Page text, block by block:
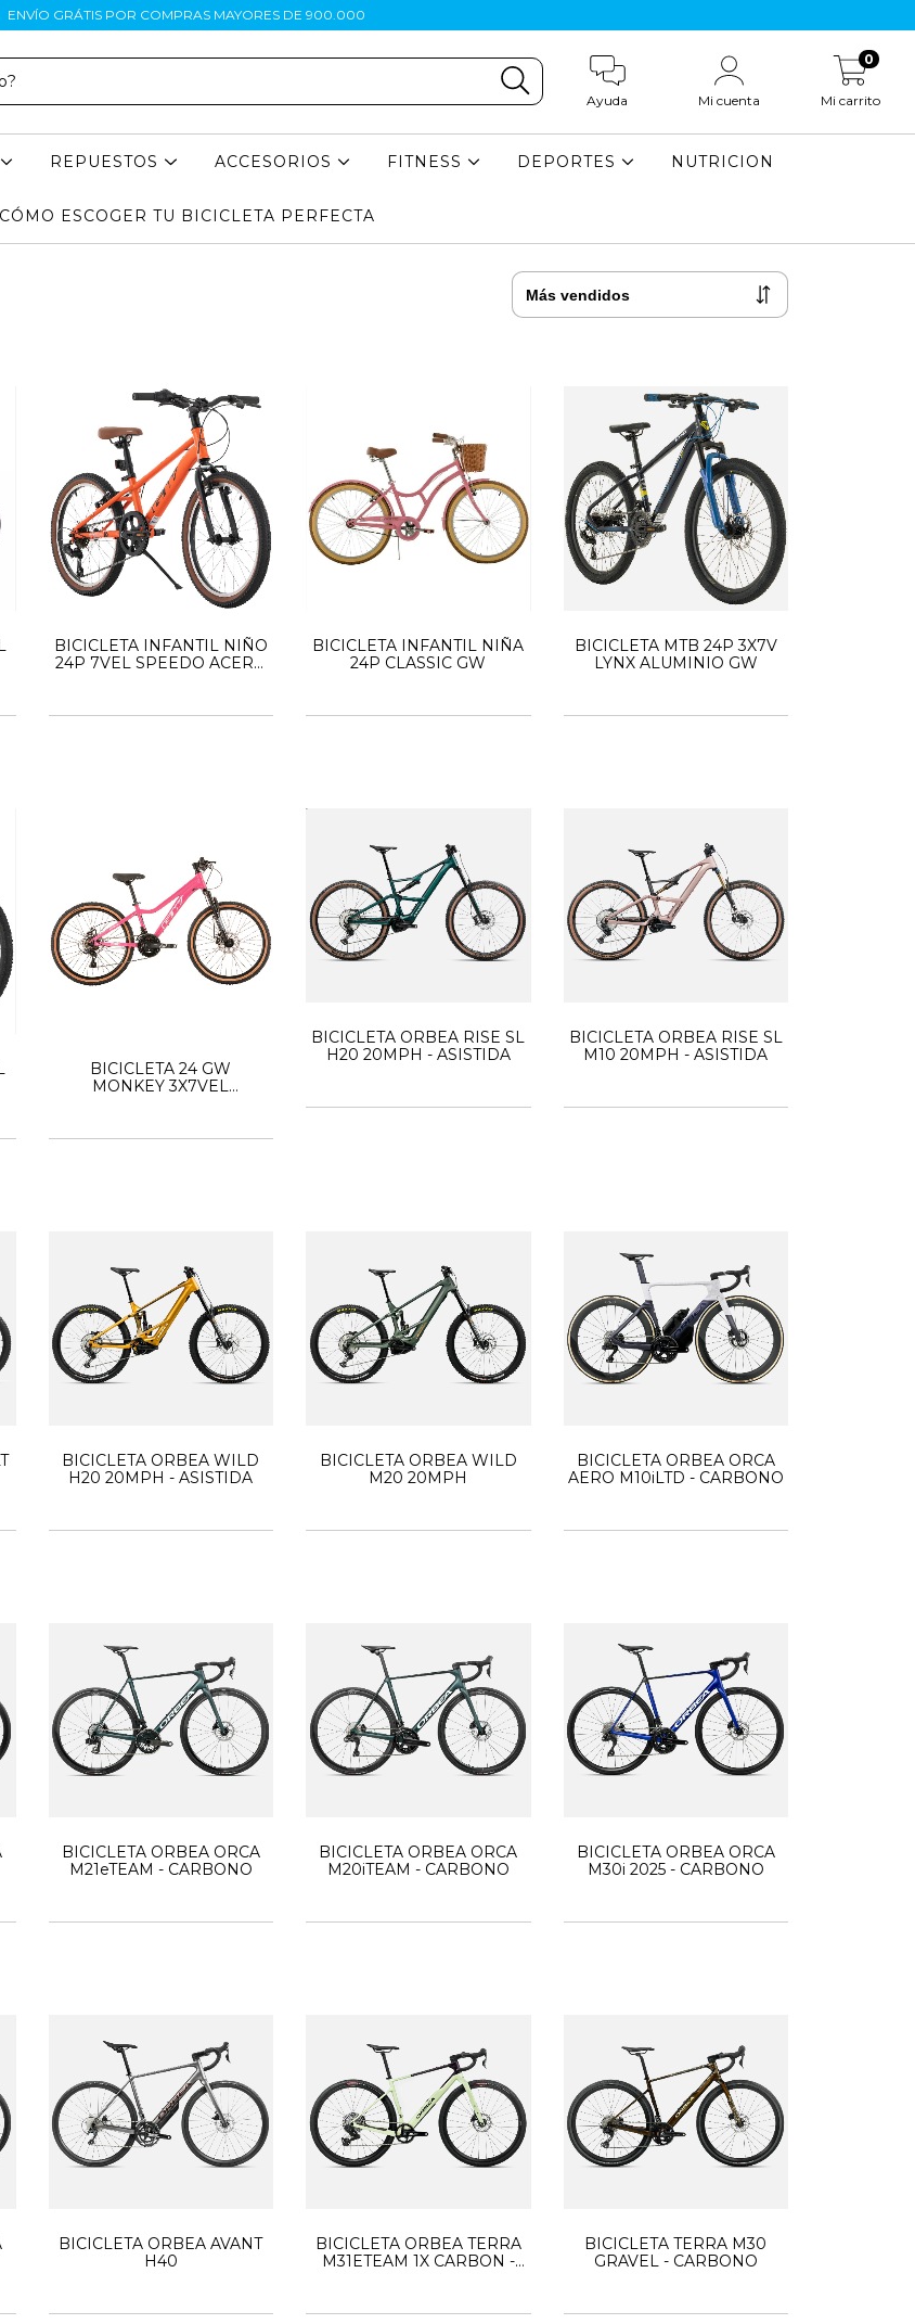
ENVÍO GRÁTIS POR COMPRAS MAYORES DE 900.000
Ayuda Mi cuenta Mi carrito
0
REPUESTOS ACCESORIOS FITNESS DEPORTES NUTRICION
CÓMO ESCOGER TU BICICLETA PERFECTA
BICICLETA INFANTIL NIÑO
24P 7VEL SPEEDO ACERO
BICICLETA INFANTIL NIÑA
24P CLASSIC GW
BICICLETA MTB 24P 3X7V
LYNX ALUMINIO GW
BICICLETA 24 GW
MONKEY 3X7VEL
BICICLETA ORBEA RISE SL
H20 20MPH - ASISTIDA
BICICLETA ORBEA RISE SL
M10 20MPH - ASISTIDA
BICICLETA ORBEA WILD
H20 20MPH - ASISTIDA
BICICLETA ORBEA WILD
M20 20MPH
BICICLETA ORBEA ORCA
AERO M10iLTD - CARBONO
BICICLETA ORBEA ORCA
M21eTEAM - CARBONO
BICICLETA ORBEA ORCA
M20iTEAM - CARBONO
BICICLETA ORBEA ORCA
M30i 2025 - CARBONO
BICICLETA ORBEA AVANT
H40
BICICLETA ORBEA TERRA
M31ETEAM 1X CARBON -
BICICLETA TERRA M30
GRAVEL - CARBONO